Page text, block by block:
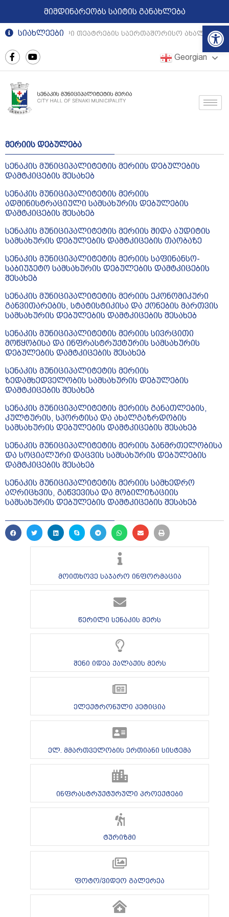
მიმდინარეობს საიტის განახლება
სიახლეები
რეგიონული თეატრების საერთაშორისო
Georgian
მერიის დებულება
სენაკის მუნიციპალიტეტის მერიის დებულების
დამტკიცების შესახებ
სენაკის მუნიციპალიტეტის მერიის
ადმინისტრაციული სამსახურის დებულების
დამტკიცების შესახებ
სენაკის მუნიციპალიტეტის მერიის შიდა აუდიტის
სამსახურის დებულების დამტკიცების თაობაზე
სენაკის მუნიციპალიტეტის მერიის საფინანსო-
საბიუჯეტო სამსახურის დებულების დამტკიცების
შესახებ
სენაკის მუნიციპალიტეტის მერიის ეკონომიკური
განვითარების, სტატისტიკისა და ქონების მართვის
სამსახურის დებულების დამტკიცების შესახებ
სენაკის მუნიციპალიტეტის მერიის სივრცითი
მოწყობისა და ინფრასტრუქტურის სამსახურის
დებულების დამტკიცების შესახებ
სენაკის მუნიციპალიტეტის მერიის
ზედამხედველობის სამსახურის დებულების
დამტკიცების შესახებ
სენაკის მუნიციპალიტეტის მერიის განათლების,
კულტურის, სპორტისა და ახალგაზრდობის
სამსახურის დებულების დამტკიცების შესახებ
სენაკის მუნიციპალიტეტის მერიის ჯანმრთელობისა
და სოციალური დაცვის სამსახურის დებულების
დამტკიცების შესახებ
სენაკის მუნიციპალიტეტის მერიის სამხედრო
აღრიცხვის, გაწვევისა და მობილიზაციის
სამსახურის დებულების დამტკიცების შესახებ
მოითხოვე საჯარო ინფორმაცია
წერილი სენაკის მერს
შენი იდეა ქალაქის მერს
ელექტრონული პეტიცია
ელ. მმართველობის ერთიანი სისტემა
ინფრასტრუქტურული პროექტები
ტურიზმი
ფოტო/ვიდეო გალერეა